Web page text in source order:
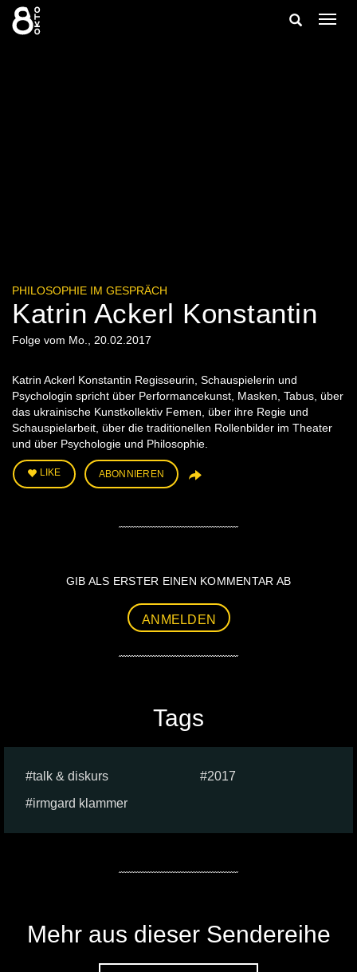
Zum
Inhalt
springen
Suche
PHILOSOPHIE IM GESPRÄCH
Katrin Ackerl Konstantin
Folge vom Mo., 20.02.2017
Katrin Ackerl Konstantin Regisseurin, Schauspielerin und
Psychologin spricht über Performancekunst, Masken, Tabus, über
das ukrainische Kunstkollektiv Femen, über ihre Regie und
Schauspielarbeit, über die traditionellen Rollenbilder im Theater
und über Psychologie und Philosophie.
LIKE ABONNIEREN
GIB ALS ERSTER EINEN KOMMENTAR AB
ANMELDEN
Tags
talk & diskurs
2017
irmgard klammer
Mehr aus dieser Sendereihe